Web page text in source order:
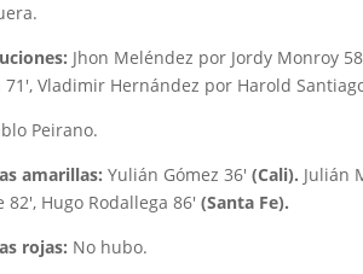
Jhon Meléndez por Jordy Monroy
Vladimir Hernández por Harold
Peirano.
amarillas:Yulián Gómez 36′(Cali). Julián
82′, Hugo Rodallega 86′(Santa Fe).
rojas: No hubo.